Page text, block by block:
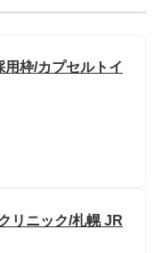
用枠/カプセルトイ
リニック/札幌 JR